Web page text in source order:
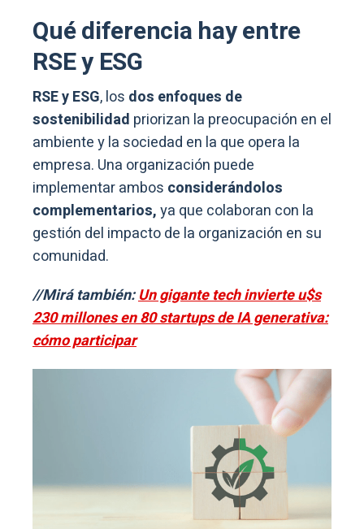
Qué diferencia hay entre
RSE y ESG
RSE y ESG, los dos enfoques de
sostenibilidad priorizan la preocupación en el
ambiente y la sociedad en la que opera la
empresa. Una organización puede
implementar ambos considerándolos
complementarios,ya que colaboran con la
gestión del impacto de la organización en su
comunidad.
//Mirá también:Un gigante tech invierte u$s
230 millones en 80 startups de IA generativa:
cómo participar